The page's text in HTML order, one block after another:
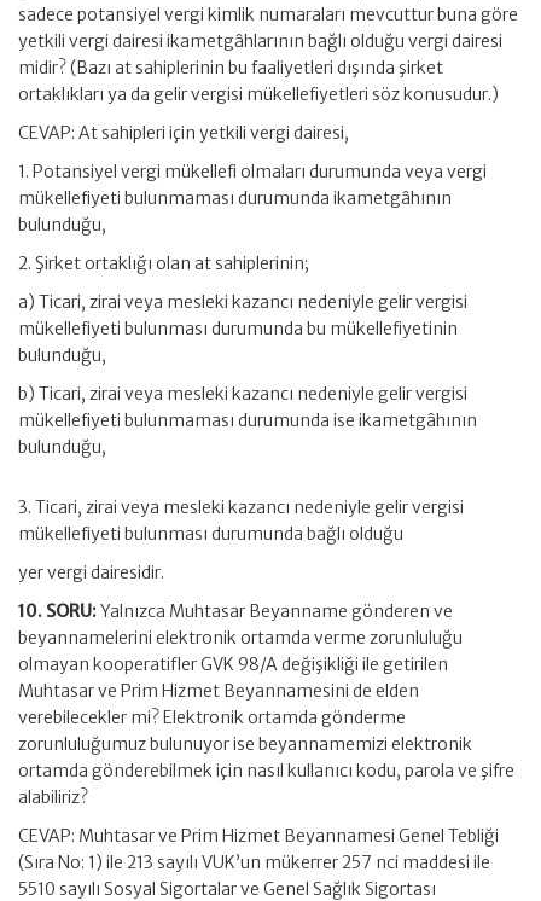
sadece potansiyel vergi kimlik numaraları mevcuttur buna göre
yetkili vergi dairesi ikametgâhlarının bağlı olduğu vergi dairesi
midir? (Bazı at sahiplerinin bu faaliyetleri dışında şirket
ortaklıkları ya da gelir vergisi mükellefiyetleri söz konusudur.)
CEVAP: At sahipleri için yetkili vergi dairesi,
1. Potansiyel vergi mükellefi olmaları durumunda veya vergi
mükellefiyeti bulunmaması durumunda ikametgâhının
bulunduğu,
2. Şirket ortaklığı olan at sahiplerinin;
a) Ticari, zirai veya mesleki kazancı nedeniyle gelir vergisi
mükellefiyeti bulunması durumunda bu mükellefiyetinin
bulunduğu,
b) Ticari, zirai veya mesleki kazancı nedeniyle gelir vergisi
mükellefiyeti bulunmaması durumunda ise ikametgâhının
bulunduğu,
3. Ticari, zirai veya mesleki kazancı nedeniyle gelir vergisi
mükellefiyeti bulunması durumunda bağlı olduğu
yer vergi dairesidir.
10. SORU:Yalnızca Muhtasar Beyanname gönderen ve
beyannamelerini elektronik ortamda verme zorunluluğu
olmayan kooperatifler GVK 98/A değişikliği ile getirilen
Muhtasar ve Prim Hizmet Beyannamesini de elden
verebilecekler mi? Elektronik ortamda gönderme
zorunluluğumuz bulunuyor ise beyannamemizi elektronik
ortamda gönderebilmek için nasıl kullanıcı kodu, parola ve şifre
alabiliriz?
CEVAP: Muhtasar ve Prim Hizmet Beyannamesi Genel Tebliği
(Sıra No: 1) ile 213 sayılı VUK’un mükerrer 257 nci maddesi ile
5510 sayılı Sosyal Sigortalar ve Genel Sağlık Sigortası